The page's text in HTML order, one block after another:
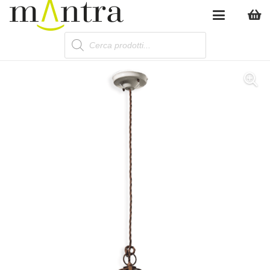
Products
search